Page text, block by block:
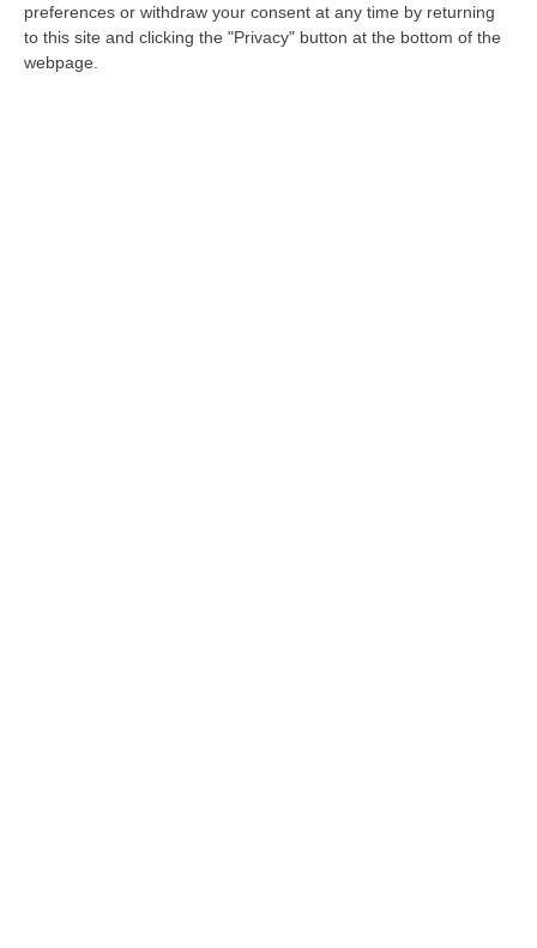
preferences or withdraw your consent at any time by returning
to this site and clicking the "Privacy" button at the bottom of the
webpage.